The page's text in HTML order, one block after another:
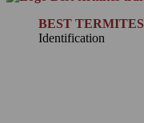
BEST TERMITES
Identification